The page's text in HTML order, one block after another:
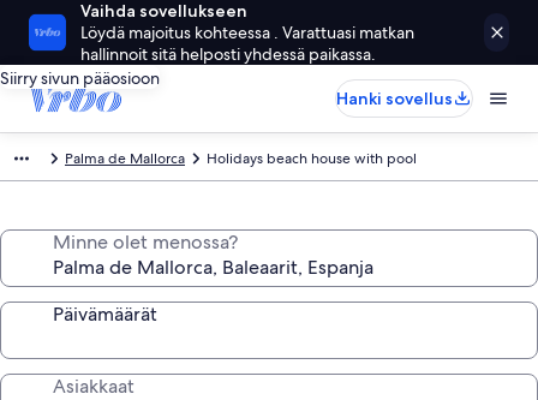
Vaihda sovellukseen
Löydä majoitus kohteessa . Varattuasi matkan
hallinnoit sitä helposti yhdessä paikassa.
Siirry sivun pääosioon
Hanki sovellus
Palma de Mallorca Holidays beach house with pool
Minne olet menossa?
Päivämäärät
Asiakkaat